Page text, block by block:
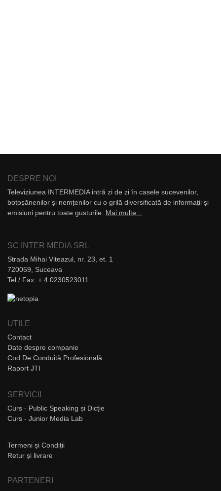
DESPRE NOI
Televiziunea INTERMEDIA intră zi de zi în casele sucevenilor,
botoșănenilor și nemțenilor cu o grilă diversificată de informații și
emisiuni pentru toate gusturile. Mai multe...
SC INTER MEDIA SRL
Strada Mihai Viteazul, nr. 23, et. 1
720059, Suceava
Tel / Fax: + 4 0230523011
UTILE
Contact
Date despre companie
Cod De Conduită Profesională
Raport JTI
SERVICII
Curs - Public Speaking și Dicție
Curs - Junior Media Lab
Termeni și Condiții
Retur și livrare
PARTENERI